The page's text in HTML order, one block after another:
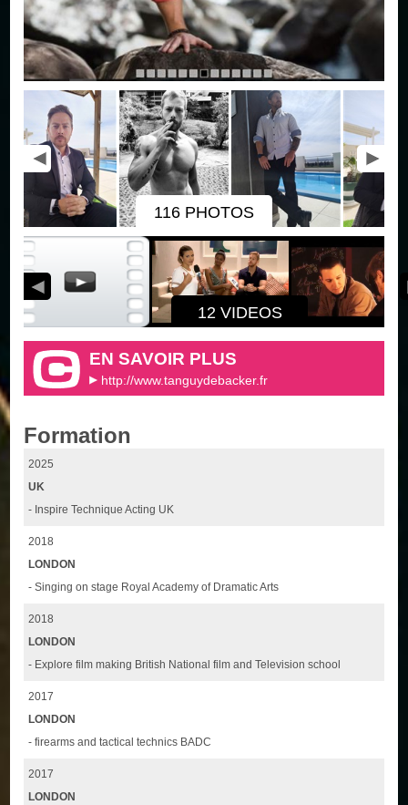
116 PHOTOS
12 VIDEOS
EN SAVOIR PLUS
http://www.tanguydebacker.fr
Formation
2025
UK
- Inspire Technique Acting UK
2018
LONDON
- Singing on stage Royal Academy of Dramatic Arts
2018
LONDON
- Explore film making British National film and Television school
2017
LONDON
- firearms and tactical technics BADC
2017
LONDON